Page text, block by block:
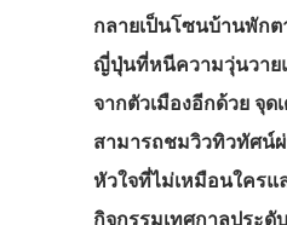
กลายเป็นโซนบ้านพัก
ญี่ปุ่นที่หนีความวุ่นวาย
จากตัวเมืองอีกด้วย จุด
สามารถชมวิวทิวทัศน์
หัวใจที่ไม่เหมือนใครแ
กิจกรรมเทศกาลประดั